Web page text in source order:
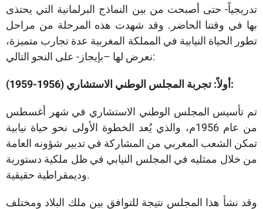
تدريجياً- حتى أصبحت من بين النماذج البرلمانية التي يحتذى
بها في وقتنا الحاضر. وقد شهدت هذه المرحلة من مراحل
تطور الحياة النيابية في المملكة المغربية عدة تجارب متميزة،
نعرض لها –بإيجاز- على النحو التالي:
أولاً: تجربة المجلس الوطني الاستشاري (1956-1959):
تم تأسيس المجلس الوطني الاستشاري في شهر أغسطس
من عام 1956م، والذي يُعد الخطوة الأولى نحو حياة نيابية
تمكن الشعب المغربي من المشاركة في تدبير شؤونه العامة
من خلال ممثليه في المجلس النيابي في ظل ملكية دستورية
وديمقراطية حقيقية.
وقد نشأ هذا المجلس نتيجة للتوافق بين ملك البلاد ومختلف